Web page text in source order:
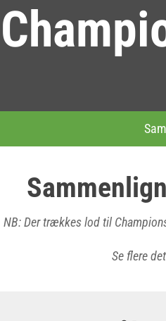
NB: Der trækkes lod til
Se flere